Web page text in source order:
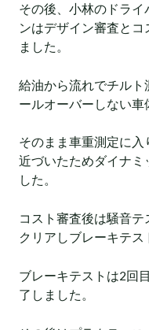
その後、小林のドラ
ンはデザイン審査と
ました。
給油から流れでチルト
ールオーバーしない車
そのまま車重測定に
近づいたためダイナミ
した。
コスト審査後は騒音
クリアしブレーキテス
ブレーキテストは2回
了しました。